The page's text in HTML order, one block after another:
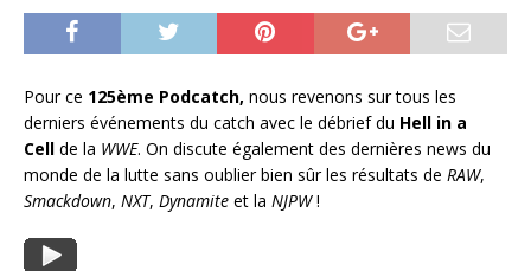
Pour ce 125ème Podcatch, nous revenons sur tous les
derniers événements du catch avec le débrief du Hell in a
Cell de la WWE. On discute également des dernières news du
monde de la lutte sans oublier bien sûr les résultats de RAW,
Smackdown, NXT, Dynamite et la NJPW!